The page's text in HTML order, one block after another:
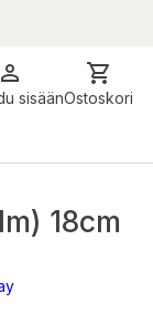
sisäänOstoskori
18cm